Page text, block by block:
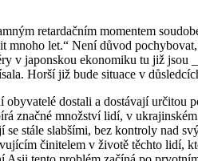
retardačním momentem
mnoho let.“ Není důvod
v japonskou ekonomiku tu již jsou
Horší již bude situace v
dostali a dostávají určitou
značné množství lidí, v
stále slabšími, bez kontroly nad
činitelem v životě těchto